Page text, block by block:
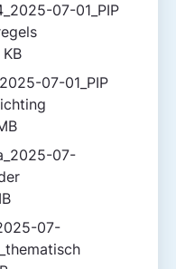
07-01_PIP
pdf, 716 KB
07-01_PIP
81 MB
07-
2 MB
07-